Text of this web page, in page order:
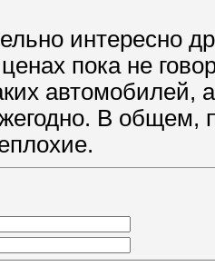
интересно
пока не
автомобилей,
В общем,